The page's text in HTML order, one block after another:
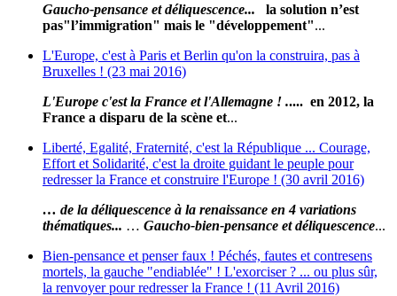
Gaucho-pensance et déliquescence... la solution n’est
pas"l’immigration" mais le "développement"...
L'Europe, c'est à Paris et Berlin qu'on la construira, pas à
Bruxelles ! (23 mai 2016)
L'Europe c'est la France et l'Allemagne ! ..... en 2012, la
France a disparu de la scène et...
Liberté, Egalité, Fraternité, c'est la République ... Courage,
Effort et Solidarité, c'est la droite guidant le peuple pour
redresser la France et construire l'Europe ! (30 avril 2016)
… de la déliquescence à la renaissance en 4 variations
thématiques... … Gaucho-bien-pensance et déliquescence...
Bien-pensance et penser faux ! Péchés, fautes et contresens
mortels, la gauche "endiablée" ! L'exorciser ? ... ou plus sûr,
la renvoyer pour redresser la France ! (11 Avril 2016)